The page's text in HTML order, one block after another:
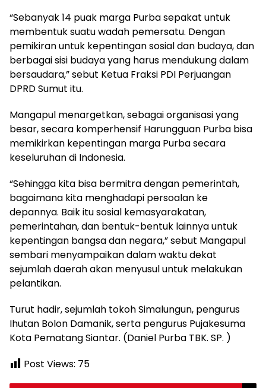
“Sebanyak 14 puak marga Purba sepakat untuk
membentuk suatu wadah pemersatu. Dengan
pemikiran untuk kepentingan sosial dan budaya, dan
berbagai sisi budaya yang harus mendukung dalam
bersaudara,” sebut Ketua Fraksi PDI Perjuangan
DPRD Sumut itu.
Mangapul menargetkan, sebagai organisasi yang
besar, secara komperhensif Harungguan Purba bisa
memikirkan kepentingan marga Purba secara
keseluruhan di Indonesia.
“Sehingga kita bisa bermitra dengan pemerintah,
bagaimana kita menghadapi persoalan ke
depannya. Baik itu sosial kemasyarakatan,
pemerintahan, dan bentuk-bentuk lainnya untuk
kepentingan bangsa dan negara,” sebut Mangapul
sembari menyampaikan dalam waktu dekat
sejumlah daerah akan menyusul untuk melakukan
pelantikan.
Turut hadir, sejumlah tokoh Simalungun, pengurus
Ihutan Bolon Damanik, serta pengurus Pujakesuma
Kota Pematang Siantar. (Daniel Purba TBK. SP. )
Post Views: 75